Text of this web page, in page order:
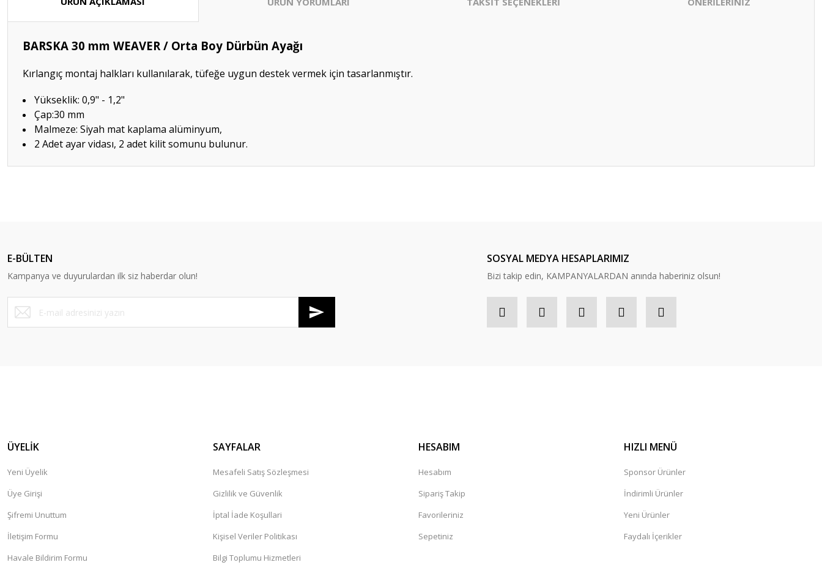
BARSKA 30 mm WEAVER / Orta Boy Dürbün Ayağı
Kırlangıç montaj halkları kullanılarak, tüfeğe uygun destek vermek için tasarlanmıştır.
Yükseklik: 0,9" - 1,2"
Çap:30 mm
Malmeze: Siyah mat kaplama alüminyum,
2 Adet ayar vidası, 2 adet kilit somunu bulunur.
Ürün bilgilerinde hatalar bulunuyor.
Ürün fiyatı diğer sitelerden daha pahalı.
Bu ürüne benzer farklı alternatifler olmalı.
E-BÜLTEN
Kampanya ve duyurulardan ilk siz haberdar olun!
SOSYAL MEDYA HESAPLARIMIZ
Bizi takip edin, KAMPANYALARDAN anında haberiniz olsun!
ÜYELİK
Yeni Üyelik
Üye Girişi
Şifremi Unuttum
İletişim Formu
Havale Bildirim Formu
SAYFALAR
Mesafeli Satış Sözleşmesi
Gizlilik ve Güvenlik
İptal İade Koşullari
Kişisel Veriler Politikası
Bilgi Toplumu Hizmetleri
HESABIM
Hesabım
Sipariş Takip
Favorileriniz
Sepetiniz
HIZLI MENÜ
Sponsor Ürünler
İndirimli Ürünler
Yeni Ürünler
Faydalı İçerikler